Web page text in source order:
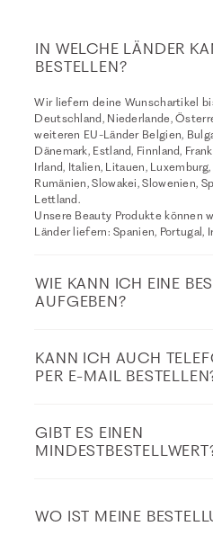
IN WELCHE LÄNDER
BESTELLEN?
Wir liefern deine Wunschartikel
Deutschland, Niederlande,
weiteren EU-Länder Belgien,
Dänemark, Estland, Finnland,
Irland, Italien, Litauen,
Rumänien, Slowakei, Slowenien,
Lettland.
Unsere Beauty Produkte können
Länder liefern: Spanien, Portugal,
WIE KANN ICH EINE
AUFGEBEN?
KANN ICH AUCH
PER E-MAIL
GIBT ES EINEN
WO IST MEINE